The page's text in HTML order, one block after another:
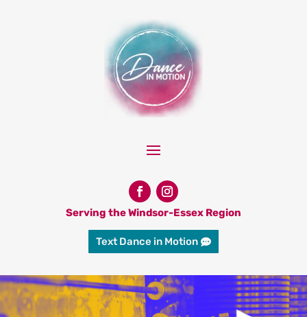
Serving the Windsor-Essex Region
Text Dance in Motion